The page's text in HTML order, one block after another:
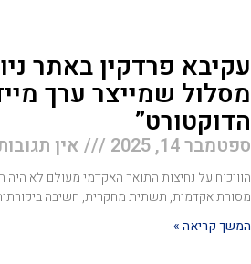
שמייצר ערך
14, 2025 אין תגובות
על נחיצות התואר האקדמי מעולם לא היה
אקדמית, תשתית מחקרית, חשיבה ביקורתית
קריאה »